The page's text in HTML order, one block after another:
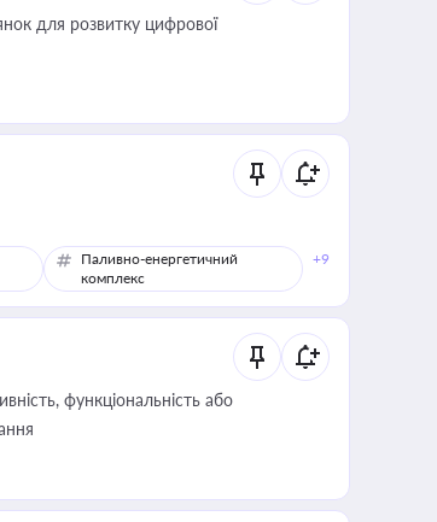
для розвитку цифрової
Паливно-енергетичний
комплекс
+9
функціональність або